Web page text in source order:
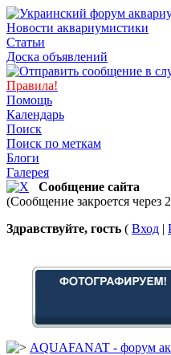
Новости аквариумистики
Статьи
Доска объявлений
Правила!
Помощь
Календарь
Поиск
Поиск по меткам
Блоги
Галерея
Сообщение сайта
(Сообщение закроется через
Здравствуйте, гость ( Вход |
AQUAFANAT - форум